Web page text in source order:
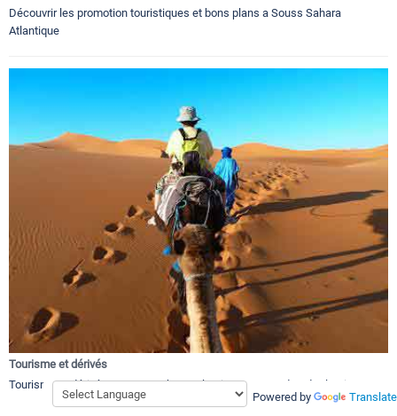
Découvrir les promotion touristiques et bons plans a Souss Sahara
Atlantique
Tourisme et dérivés
Tourisme et dérivés a Souss Sahara Atlantique, et Grand Sud Atlantique
Powered by
Translate